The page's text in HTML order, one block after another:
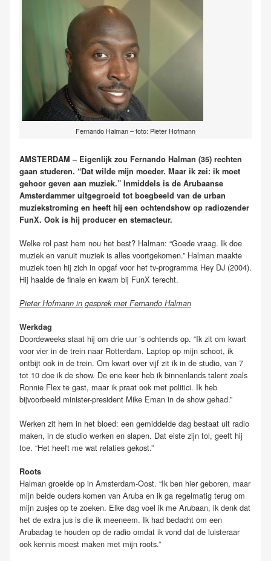
Fernando Halman – foto: Pieter Hofmann
AMSTERDAM – Eigenlijk zou Fernando Halman (35) rechten
gaan studeren. “Dat wilde mijn moeder. Maar ik zei: ik moet
gehoor geven aan muziek.” Inmiddels is de Arubaanse
Amsterdammer uitgegroeid tot boegbeeld van de urban
muziekstroming en heeft hij een ochtendshow op radiozender
FunX. Ook is hij producer en stemacteur.
Welke rol past hem nou het best? Halman: “Goede vraag. Ik doe
muziek en vanuit muziek is alles voortgekomen.” Halman maakte
muziek toen hij zich in opgaf voor het tv-programma Hey DJ (2004).
Hij haalde de finale en kwam bij FunX terecht.
Pieter Hofmann in gesprek met Fernando Halman
Werkdag
Doordeweeks staat hij om drie uur ’s ochtends op. “Ik zit om kwart
voor vier in de trein naar Rotterdam. Laptop op mijn schoot, ik
ontbijt ook in de trein. Om kwart over vijf zit ik in de studio, van 7
tot 10 doe ik de show. De ene keer heb ik binnenlands talent zoals
Ronnie Flex te gast, maar ik praat ook met politici. Ik heb
bijvoorbeeld minister-president Mike Eman in de show gehad.”
Werken zit hem in het bloed: een gemiddelde dag bestaat uit radio
maken, in de studio werken en slapen. Dat eiste zijn tol, geeft hij
toe. “Het heeft me wat relaties gekost.”
Roots
Halman groeide op in Amsterdam-Oost. “Ik ben hier geboren, maar
mijn beide ouders komen van Aruba en ik ga regelmatig terug om
mijn zusjes op te zoeken. Elke dag voel ik me Arubaan, ik denk dat
het de extra jus is die ik meeneem. Ik had bedacht om een
Arubadag te houden op de radio omdat ik vond dat de luisteraar
ook kennis moest maken met mijn roots.”